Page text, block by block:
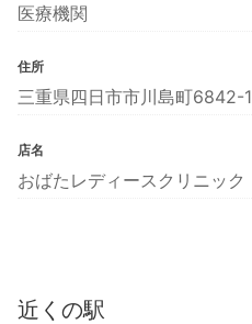
医療機関
住所
三重県四日市市川島町6842-1
店名
おばたレディースクリニック
近くの駅